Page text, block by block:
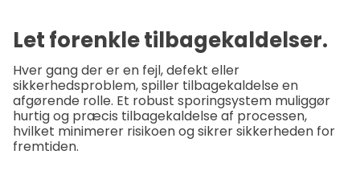
Let forenkle tilbagekaldelser.
Hver gang der er en fejl, defekt eller
sikkerhedsproblem, spiller tilbagekaldelse en
afgørende rolle. Et robust sporingsystem muliggør
hurtig og præcis tilbagekaldelse af processen,
hvilket minimerer risikoen og sikrer sikkerheden for
fremtiden.